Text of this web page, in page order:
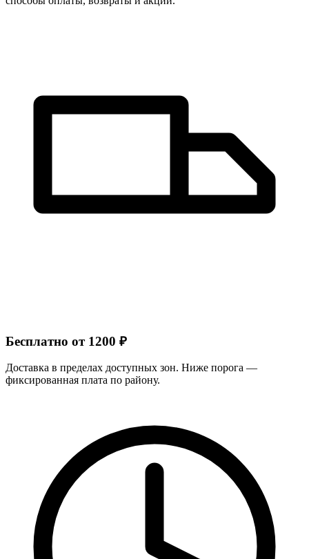
Бесплатно от 1200 ₽
Доставка в пределах доступных зон. Ниже порога —
фиксированная плата по району.